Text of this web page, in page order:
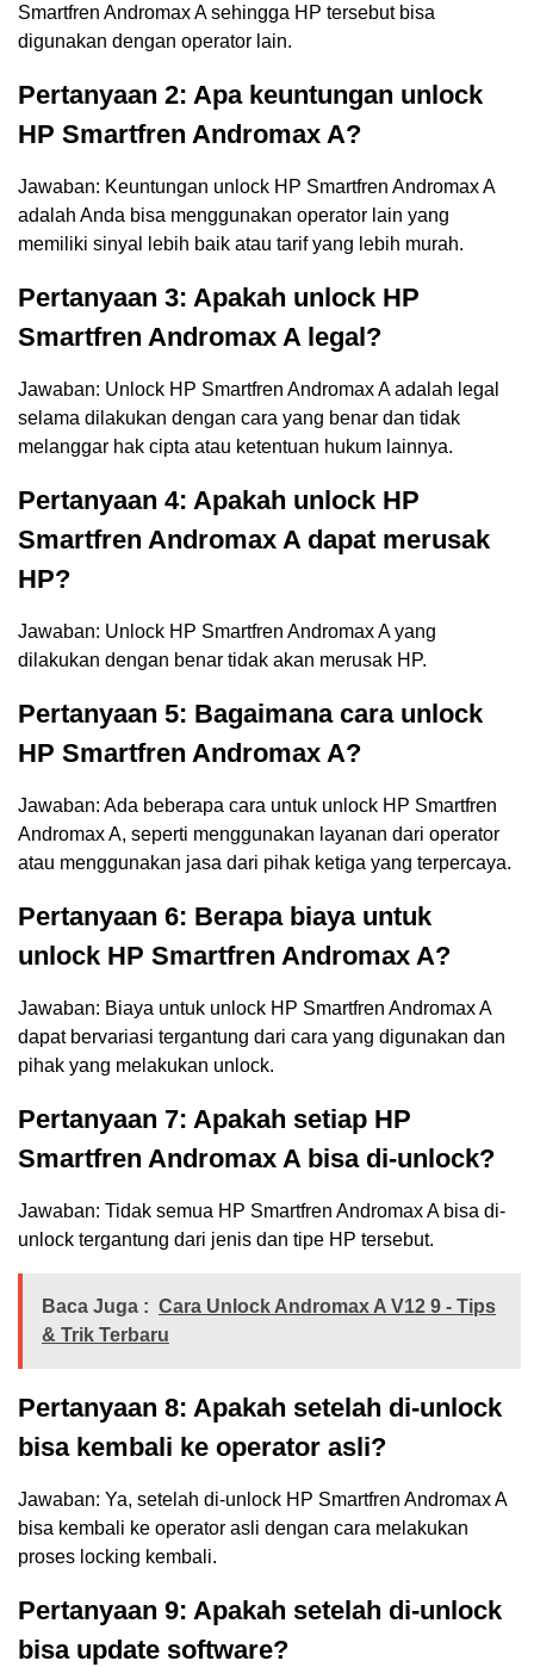
Smartfren Andromax A sehingga HP tersebut bisa
digunakan dengan operator lain.
Pertanyaan 2: Apa keuntungan unlock
HP Smartfren Andromax A?
Jawaban: Keuntungan unlock HP Smartfren Andromax A
adalah Anda bisa menggunakan operator lain yang
memiliki sinyal lebih baik atau tarif yang lebih murah.
Pertanyaan 3: Apakah unlock HP
Smartfren Andromax A legal?
Jawaban: Unlock HP Smartfren Andromax A adalah legal
selama dilakukan dengan cara yang benar dan tidak
melanggar hak cipta atau ketentuan hukum lainnya.
Pertanyaan 4: Apakah unlock HP
Smartfren Andromax A dapat merusak
HP?
Jawaban: Unlock HP Smartfren Andromax A yang
dilakukan dengan benar tidak akan merusak HP.
Pertanyaan 5: Bagaimana cara unlock
HP Smartfren Andromax A?
Jawaban: Ada beberapa cara untuk unlock HP Smartfren
Andromax A, seperti menggunakan layanan dari operator
atau menggunakan jasa dari pihak ketiga yang terpercaya.
Pertanyaan 6: Berapa biaya untuk
unlock HP Smartfren Andromax A?
Jawaban: Biaya untuk unlock HP Smartfren Andromax A
dapat bervariasi tergantung dari cara yang digunakan dan
pihak yang melakukan unlock.
Pertanyaan 7: Apakah setiap HP
Smartfren Andromax A bisa di-unlock?
Jawaban: Tidak semua HP Smartfren Andromax A bisa di-
unlock tergantung dari jenis dan tipe HP tersebut.
Baca Juga : Cara Unlock Andromax A V12 9 - Tips
& Trik Terbaru
Pertanyaan 8: Apakah setelah di-unlock
bisa kembali ke operator asli?
Jawaban: Ya, setelah di-unlock HP Smartfren Andromax A
bisa kembali ke operator asli dengan cara melakukan
proses locking kembali.
Pertanyaan 9: Apakah setelah di-unlock
bisa update software?